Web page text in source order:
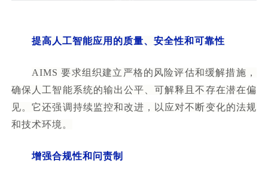
提高人工智能应用的质量、安全性和可靠性
AIMS 要求组织建立严格的风险评估和缓解措施，
确保人工智能系统的输出公平、可解释且不存在潜在偏
见。它还强调持续监控和改进，以应对不断变化的法规
和技术环境。
增强合规性和问责制